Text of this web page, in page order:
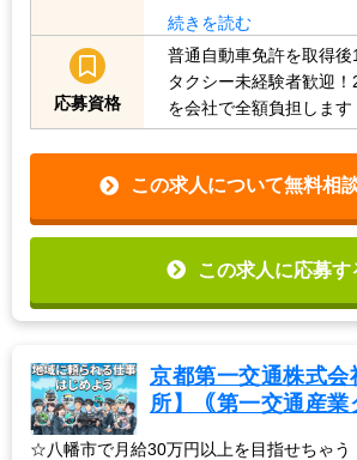
続きを読む
応募資格
普通自動車免許を取得
タクシー未経験者歓迎
を会社で全額負担します
この求人について無料相
この求人に応募す
京都第一交通株式会
所】｟第一交通産業
☆八幡市で月給30万円以上を目指せちゃう